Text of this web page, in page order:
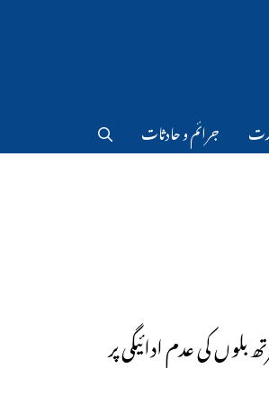
جرائم و حادثات
بلوں کی عدم ادائیگی پر